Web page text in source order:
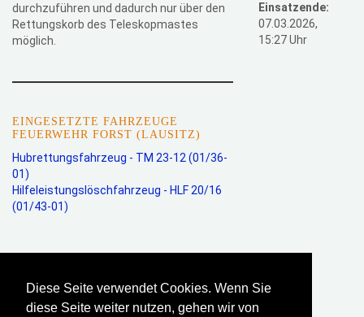
Diese Seite verwendet Cookies. Wenn Sie
diese Seite weiter nutzen, gehen wir von
Einsatzende:
07.03.2026,
15:27 Uhr
durchzuführen und dadurch nur über den
Rettungskorb des Teleskopmastes
möglich.
EINGESETZTE FAHRZEUGE
FEUERWEHR FORST (LAUSITZ)
Hubrettungsfahrzeug - TM 23-12 (01/36-
01)
Hilfeleistungslöschfahrzeug - HLF 20/16
(01/43-01)
FFw Forst (Lausitz) - Stadt